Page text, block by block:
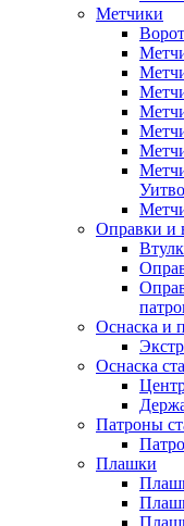
Метчики
Оправки и
Оснаска и
Оснаска
Патроны
Плашки